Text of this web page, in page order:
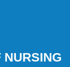
NURSING